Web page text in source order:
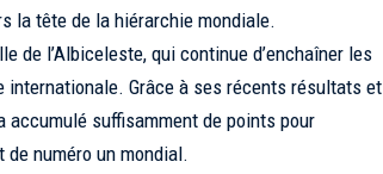
la tête de la hiérarchie mondiale.
de l’Albiceleste, qui continue d’enchaîner les
Grâce à ses récents résultats et
accumulé suffisamment de points pour
numéro un mondial.